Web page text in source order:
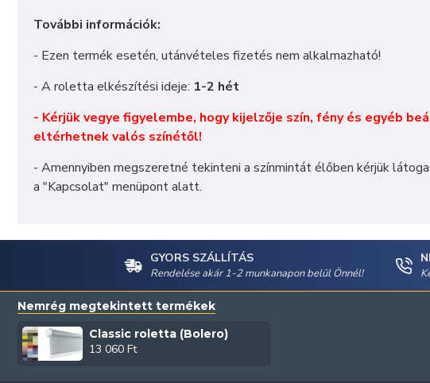
További információk:
- Ezen termék esetén, utánvételes fizetés nem alkalmazható!
- A roletta elkészítési ideje: 1-2 hét
- Kérjük vegye figyelembe, hogy kijelzője szín, fény és egyéb
eltérhetnek valós színétől!
- Amennyiben megszeretné tekinteni a színmintát élőben kérjük
a "Kapcsolat" menüpont alatt.
GYORS SZÁLLÍTÁS
Rendelése akár 1-2 munkanapon belül Önnél!
Nemrég megtekintett termékek
Classic roletta (Bolero)
13 060 Ft